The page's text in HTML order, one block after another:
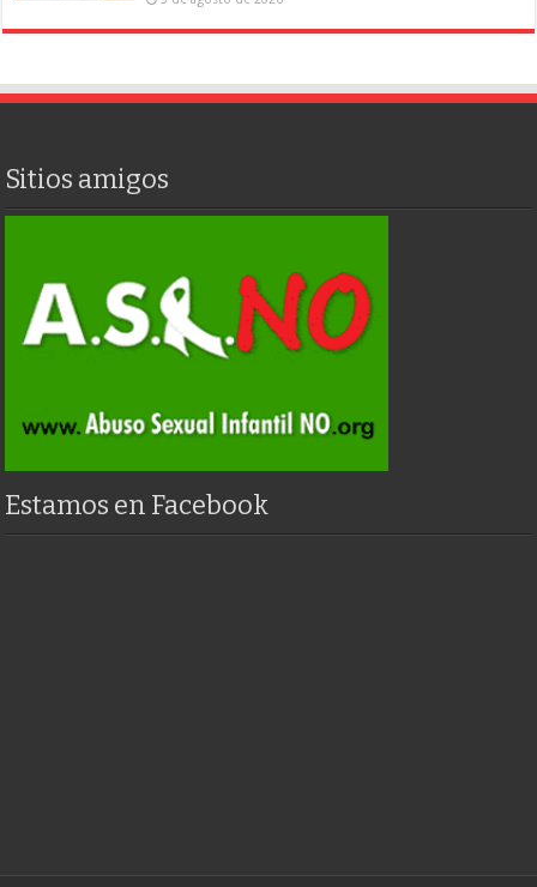
Sitios amigos
Estamos en Facebook